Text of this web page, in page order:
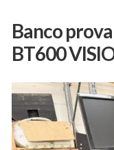
Banco
BT600